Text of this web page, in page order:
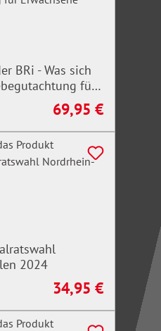
BRi - Was sich
für
Regulärer Preis:
69,95 €
2024
Regulärer Preis:
34,95 €